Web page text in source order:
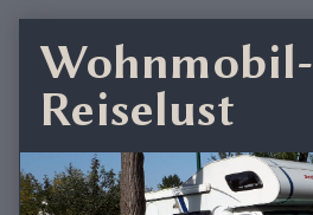
content
Wohnmobil-
Reiselust